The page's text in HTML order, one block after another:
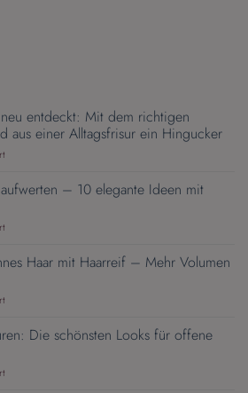
entdeckt: Mit dem richtigen
aus einer Alltagsfrisur ein Hingucker
für
neu
entdeckt:
dem
Zopfgummi
einer
ein
– 10 elegante Ideen mit
für
aufwerten
–
elegante
mit
Haar mit Haarreif – Mehr Volumen
für
für
dünnes
mit
Die schönsten Looks für offene
für